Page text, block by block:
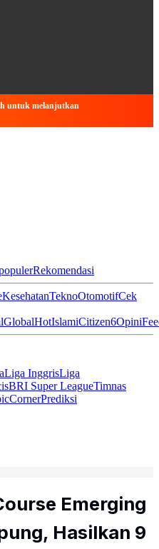
untuk melanjutkan
Rekomendasi
KesehatanTeknoOtomotifCek
GlobalHotIslamiCitizen6Opini
Liga InggrisLiga
BRI Super LeagueTimnas
CornerPrediksi
Emerging
Hasilkan 9